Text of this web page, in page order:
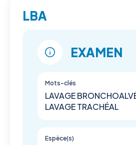
LBA
EXAMEN
Mots-clés
LAVAGE
LAVAGE TRACHÉAL
Espèce(s)